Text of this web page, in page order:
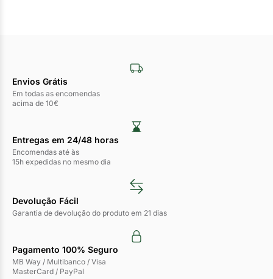
Envios Grátis
Em todas as encomendas
acima de 10€
Entregas em 24/48 horas​
Encomendas até às
15h expedidas no mesmo dia
Devolução Fácil
Garantia de devolução do produto em 21 dias
Pagamento 100% Seguro
MB Way / Multibanco / Visa
MasterCard / PayPal